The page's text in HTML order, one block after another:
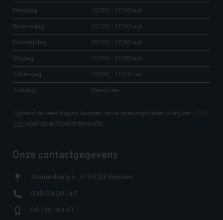
Dinsdag
10:00 - 17:30 uur
Woensdag
10:00 - 17:30 uur
Donderdag
10:00 - 17:30 uur
Vrijdag
10:00 - 17:30 uur
Zaterdag
10:00 - 17:00 uur
Zondag
Gesloten
Tijdens de feestdagen kunnen onze openingstijden afwijken. Klik
hiervoor de actuele informatie.
Onze contactgegevens
Bramenberg 4, 3755 BX Eemnes
035-2400 145
06 136 149 47